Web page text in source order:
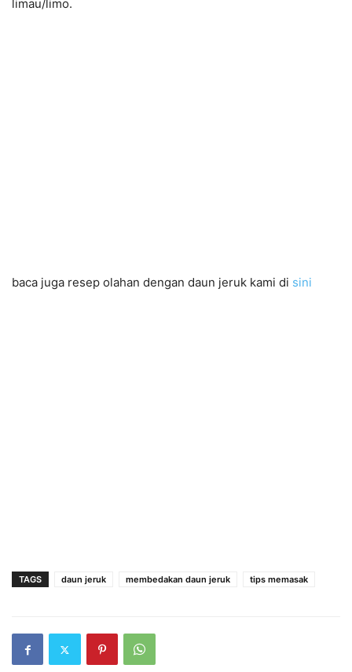
limau/limo.
baca juga resep olahan dengan daun jeruk kami di sini
TAGS daun jeruk membedakan daun jeruk tips memasak